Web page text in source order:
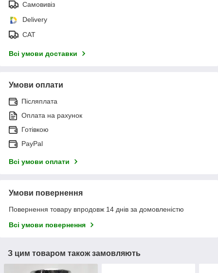
Самовивіз
Delivery
САТ
Всі умови доставки
Умови оплати
Післяплата
Оплата на рахунок
Готівкою
PayPal
Всі умови оплати
Умови повернення
Повернення товару впродовж 14 днів за домовленістю
Всі умови повернення
З цим товаром також замовляють